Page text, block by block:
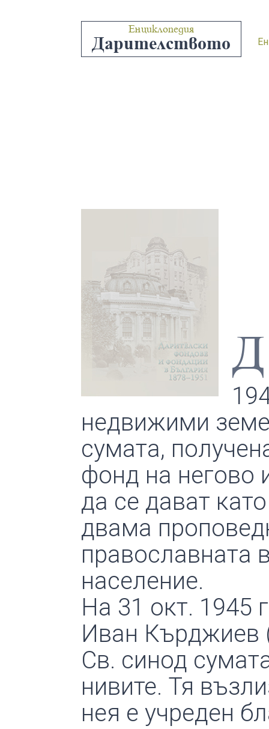
Енциклопедия
Дарителството
Д
недвижими
сумата,
фонд на негово
да се дават
двама
православната
население.
На 31 окт. 1945
Иван Кърджиев
Св. синод
нивите. Тя
нея е учреден